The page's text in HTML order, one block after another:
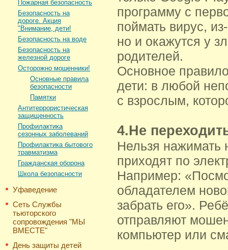
программу с
поймать вирус,
но и окажутся у
родителей.
Основное
дети: в любой
с взрослым,
4.Не
Нельзя нажимать
приходят по
Например:
обладателем
забрать его».
отправляют
компьютер или
Пожарная безопасность
Безопасность на
дороге. Акция
"Внимание, дети!
Безопасность на воде
Безопасность на
железной дороге
Осторожно мошенники!
Основные правила
безопасности
Памятки
Антитеррористическая
защищенность
Профилактика
сезонных заболеваний
Профилактика бытового
травматизма
Гражданская оборона
Школа безопасности
Уфаведение
Сеть Службы
тьюторского
сопровождения "МЫ
ВМЕСТЕ"
День защиты детей